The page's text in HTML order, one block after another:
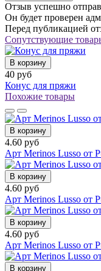
Отзыв успешно
Он будет проверен
Перед публикацией
Сопутствующие
В корзину
40 руб
Конус для пряжи
Похожие товары
В корзину
4.60 руб
Арт Merinos Lusso от
В корзину
4.60 руб
Арт Merinos Lusso от
В корзину
4.60 руб
Арт Merinos Lusso от
В корзину